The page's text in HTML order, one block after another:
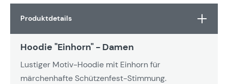
Produktdetails
Hoodie "Einhorn" - Damen
Lustiger Motiv-Hoodie mit Einhorn für
märchenhafte Schützenfest-Stimmung.